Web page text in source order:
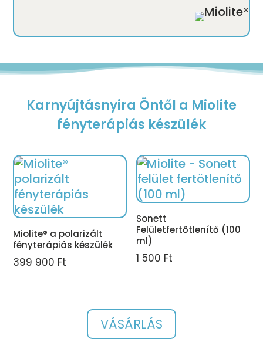
Karnyújtásnyira Öntől a Miolite
fényterápiás készülék
Miolite® a polarizált
fényterápiás készülék
399 900 Ft
Sonett
Felületfertőtlenítő (100
ml)
1 500 Ft
VÁSÁRLÁS